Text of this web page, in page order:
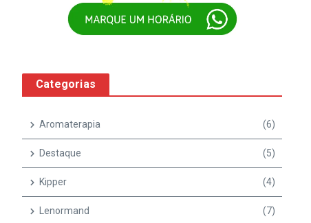
Categorias
Aromaterapia (6)
Destaque (5)
Kipper (4)
Lenormand (7)